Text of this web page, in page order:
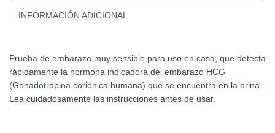
INFORMACIÓN ADICIONAL
Prueba de embarazo muy sensible para uso en casa, que detecta
rápidamente la hormona indicadora del embarazo HCG
(Gonadotropina coriónica humana) que se encuentra en la orina.
Lea cuidadosamente las instrucciones antes de usar.